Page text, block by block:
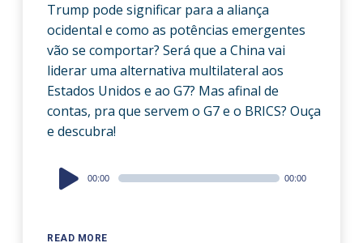
Trump pode significar para a aliança
ocidental e como as potências emergentes
vão se comportar? Será que a China vai
liderar uma alternativa multilateral aos
Estados Unidos e ao G7? Mas afinal de
contas, pra que servem o G7 e o BRICS? Ouça
e descubra!
READ MORE
Audio
Player
00:00 00:00